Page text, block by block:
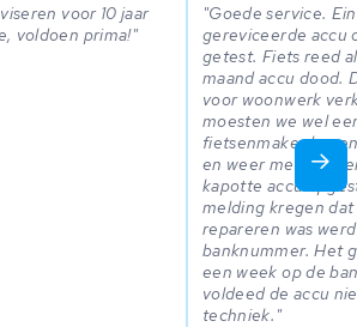
voor 10 jaar
voldoen prima!
Goede service.
gereviceerde accu
getest. Fiets reed
maand accu dood.
voor woonwerk
moesten we wel
fietsenmaker
en weer met KWS
kapotte accu
melding kregen
repareren was
banknummer. Het
een week op de
voldeed de accu
techniek.